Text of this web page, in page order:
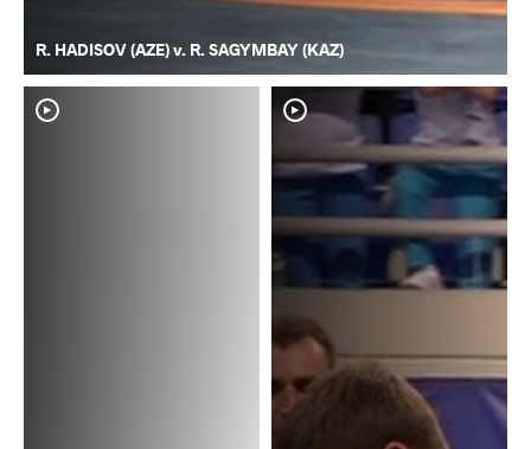
R. HADISOV (AZE) v. R. SAGYMBAY (KAZ)